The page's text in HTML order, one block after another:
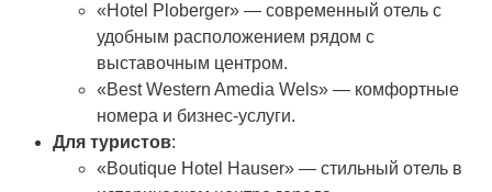
«Hotel Ploberger» — современный отель с
удобным расположением рядом с
выставочным центром.
«Best Western Amedia Wels» — комфортные
номера и бизнес-услуги.
Для туристов:
«Boutique Hotel Hauser» — стильный отель в